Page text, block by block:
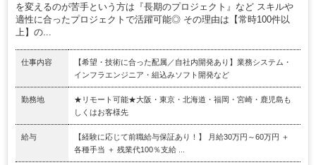
を変えるのが苦手という方は『長期のプロジェクト』など スキルや
適性に合ったプロジェクトで活躍可能◎ その理由は【常時100件以
上】の...
仕事内容
【希望・技術に合った配属／自社内開発あり】業務システム・
インフラエンジニア・組込みソフト開発など
勤務地
★リモート可能★大阪・東京・北海道・福岡・宮崎・鹿児島も
しくはお客様先
給与
【経験に応じて前職給与保証あり！】 月給30万円～60万円 ＋
各種手当 ＋ 残業代100％支給 ...